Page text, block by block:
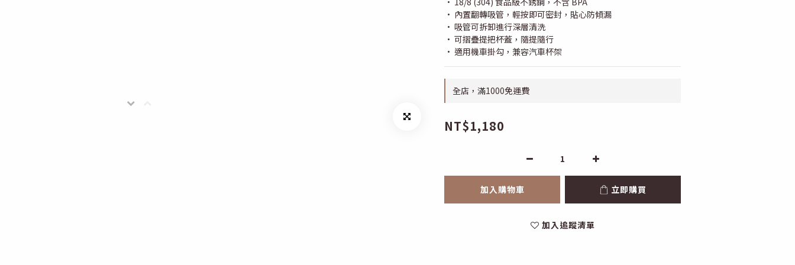
· 內置翻轉吸管，輕按即可密封，貼心防傾漏
· 吸管可拆卸進行深層清洗
· 可摺疊提把杯蓋，隨提隨行
· 適用機車掛勾，兼容汽車杯架
全店，滿1000免運費
NT$1,180
加入購物車 立即購買
加入追蹤清單